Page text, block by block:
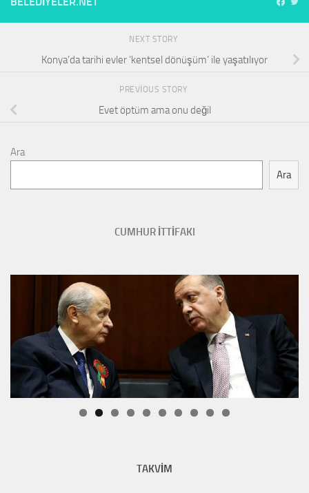
NEXT STORY
Konya’da tarihi evler ‘kentsel dönüşüm’ ile yaşatılıyor
PREVIOUS STORY
Evet öptüm ama onu değil
Ara
Ara
CUMHUR İTTİFAKI
TAKVİM